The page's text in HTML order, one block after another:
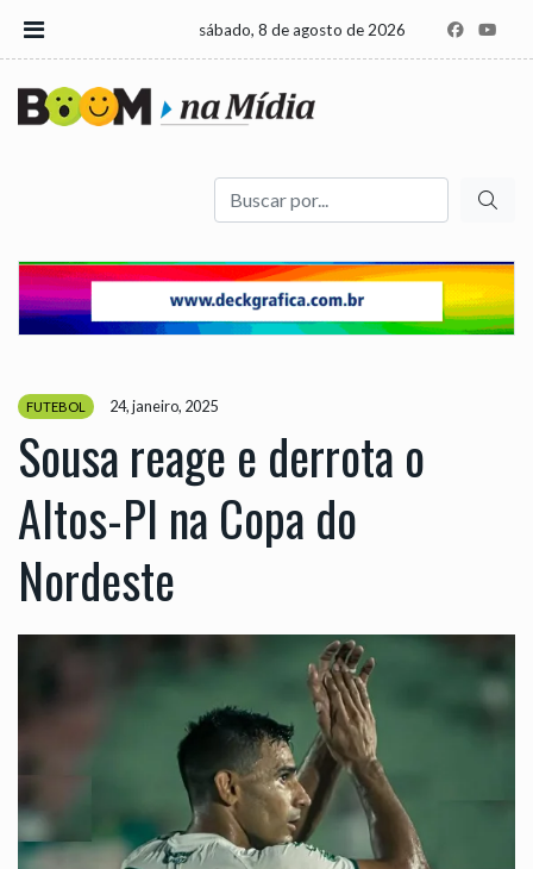
sábado, 8 de agosto de 2026
Buscar
FUTEBOL 24, janeiro, 2025
Sousa reage e derrota o
Altos-PI na Copa do
Nordeste